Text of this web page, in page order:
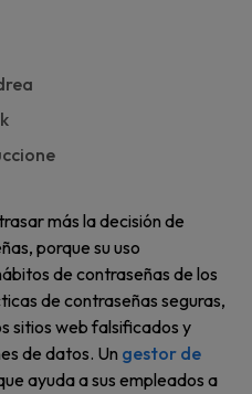
más la decisión de
porque su uso
de contraseñas de los
de contraseñas seguras,
sitios web falsificados y
de datos. Un gestor de
ayuda a sus empleados a